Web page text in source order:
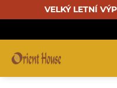
VELKÝ LETNÍ